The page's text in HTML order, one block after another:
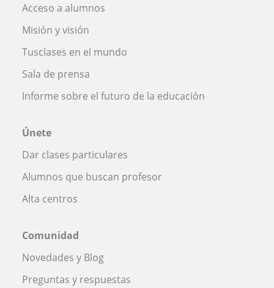
Acceso a alumnos
Misión y visión
Tusclases en el mundo
Sala de prensa
Informe sobre el futuro de la educación
Únete
Dar clases particulares
Alumnos que buscan profesor
Alta centros
Comunidad
Novedades y Blog
Preguntas y respuestas